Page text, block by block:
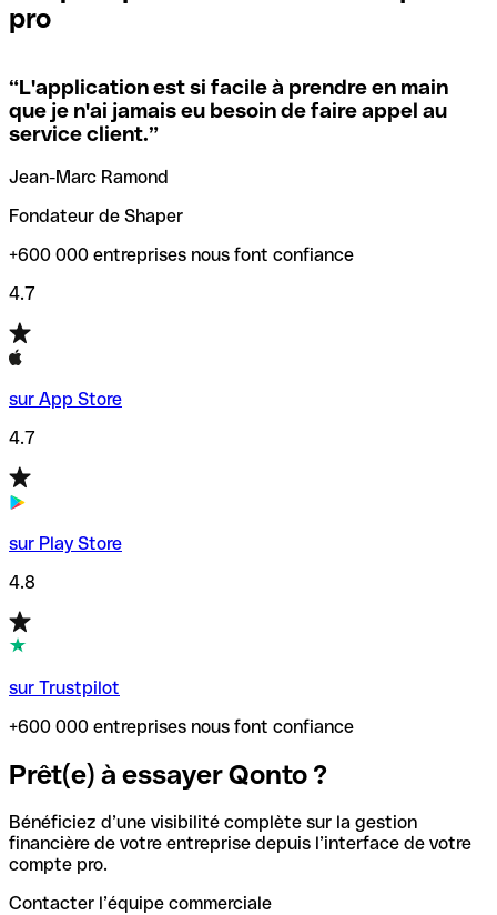
locales.
Si vous n'êtes pas sûr du code SWIFT que vous devriez
utiliser, nous avons développé un outil de recherche de
codes SWIFT par nom de banque.
vérification/recherche de codes SWIFT. Ainsi, vous pouvez
trouver et vérifier vos codes SWIFT avant de réaliser vos
transferts d’argent.
pro
“L'application est si facile à prendre en main
que je n'ai jamais eu besoin de faire appel au
service client.”
Jean-Marc Ramond
Fondateur de Shaper
+600 000 entreprises nous font confiance
4.7
sur App Store
4.7
sur Play Store
4.8
sur Trustpilot
+600 000 entreprises nous font confiance
Prêt(e) à essayer Qonto ?
Bénéficiez d’une visibilité complète sur la gestion
financière de votre entreprise depuis l’interface de votre
compte pro.
Contacter l’équipe commerciale